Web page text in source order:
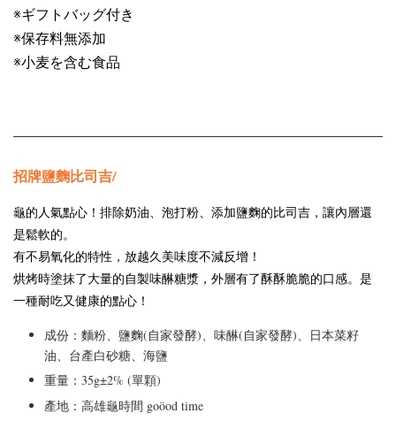
※ギフトバッグ付き
※保存料無添加
※小麦を含む食品
招牌鹽麴比司吉/
龜的人氣點心！排除奶油、泡打粉、添加鹽麴的比司吉，讓內層還
是鬆軟的。
有不易氧化的特性，放越久美味度不減反增！
烘烤時塗抹了大量的自製味醂糖漿，外層有了酥酥脆脆的口感。是
一種耐吃又健康的點心！
成份： 麵粉、鹽麴(自家發酵)、味醂(自家發酵)、日本菜籽
油、台產白砂糖、海鹽
重量：35g±2% (單顆)
產地：高雄龜時間 goöod time